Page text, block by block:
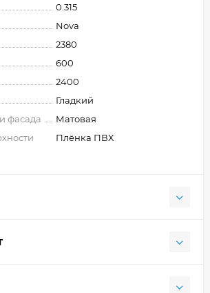
0.315
Nova
2380
600
2400
Гладкий
фасада
Матовая
Плёнка ПВХ